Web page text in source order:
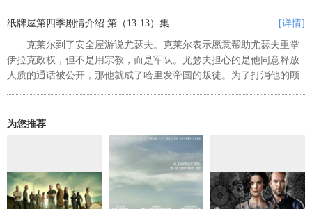
军事力量。在白宫椭圆形办公室...
纸牌屋第四季剧情介绍 第（13-13）集 [详情]
克莱尔到了安全屋游说尤瑟夫。克莱尔表示愿意帮助尤瑟夫重掌
伊拉克政权，但不是用宗教，而是军队。尤瑟夫担心的是他同意释放
人质的通话被公开，那他就成了哈里发帝国的叛徒。为了打消他的顾
瑟夫思索片刻，答应与绑匪通话...
为您推荐